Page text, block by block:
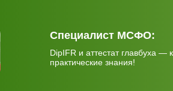
Специалист МСФО:
DipIFR и аттестат главбуха —
практические знания!